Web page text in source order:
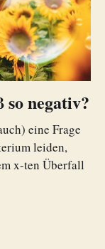
negativ?
eine Frage
leiden,
x-ten Überfall